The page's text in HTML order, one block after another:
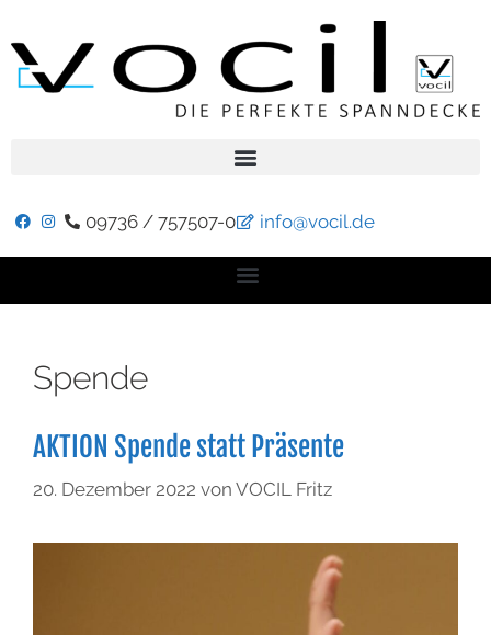
09736 / 757507-0 info@vocil.de
Spende
AKTION Spende statt Präsente
20. Dezember 2022 von VOCIL Fritz